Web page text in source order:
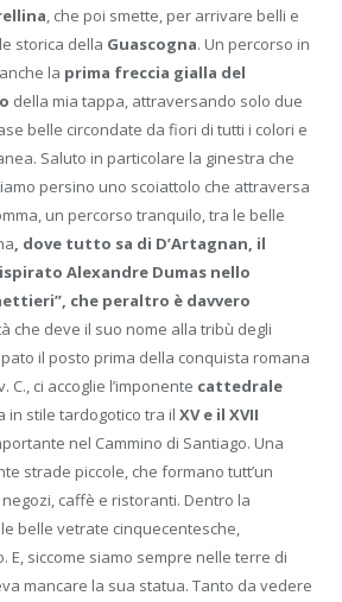
, che poi smette, per arrivare belli e
storica della Guascogna. Un percorso in
la prima freccia gialla del
della mia tappa, attraversando solo due
belle circondate da fiori di tutti i colori e
Saluto in particolare la ginestra che
persino uno scoiattolo che attraversa
un percorso tranquilo, tra le belle
, dove tutto sa di D’Artagnan, il
Alexandre Dumas nello
che peraltro è davvero
che deve il suo nome alla tribù degli
il posto prima della conquista romana
C., ci accoglie l’imponente cattedrale
in stile tardogotico tra il XV e il XVII
nel Cammino di Santiago. Una
strade piccole, che formano tutt’un
caffè e ristoranti. Dentro la
belle vetrate cinquecentesche,
E, siccome siamo sempre nelle terre di
mancare la sua statua. Tanto da vedere